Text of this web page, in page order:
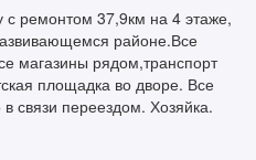
ремонтом 37,9км на 4 этаже,
районе.Все
магазины рядом,транспорт
площадка во дворе. Все
связи переездом. Хозяйка.